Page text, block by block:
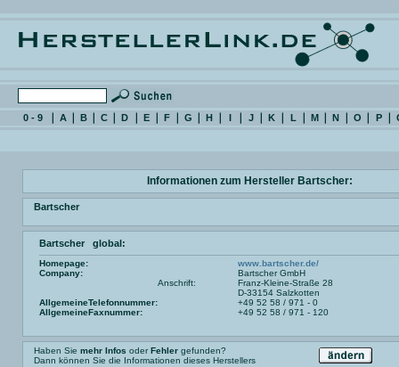
0 - 9 A B C D E F G H I J K L M N O P
Informationen zum Hersteller Bartscher:
Bartscher
Bartscher global:
Homepage:
www.bartscher.de/
Company:
Bartscher GmbH
Anschrift:
Franz-Kleine-Straße 28
D-33154 Salzkotten
AllgemeineTelefonnummer:
+49 52 58 / 971 - 0
AllgemeineFaxnummer:
+49 52 58 / 971 - 120
Haben Sie mehr Infos oderFehler gefunden?
Dann können Sie die Informationen dieses Herstellers